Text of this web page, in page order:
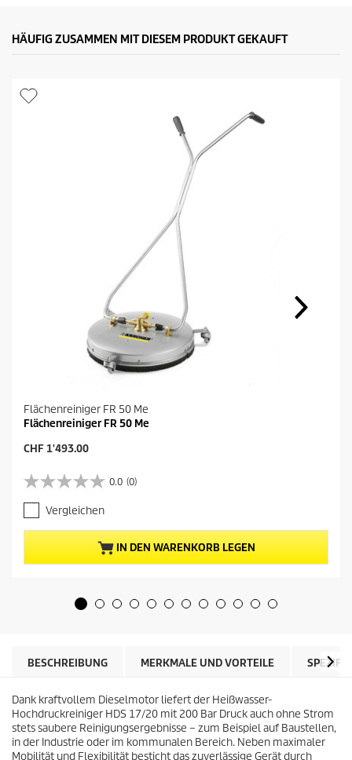
HÄUFIG ZUSAMMEN MIT DIESEM PRODUKT GEKAUFT
Flächenreiniger FR 50 Me
Flächenreiniger FR 50 Me
A
t
u
e
l
l
e
r
e
r
o
d
u
CHF 1'493.00
0.0 (0)
0
.
0
v
o
n
e
Vergleichen
IN DEN WARENKORB LEGEN
BESCHREIBUNG MERKMALE UND VORTEILE
Dank kraftvollem Dieselmotor liefert der Heißwasser-
Hochdruckreiniger HDS 17/20 mit 200 Bar Druck auch ohne Strom
stets saubere Reinigungsergebnisse – zum Beispiel auf Baustellen,
in der Industrie oder im kommunalen Bereich. Neben maximaler
Mobilität und Flexibilität besticht das zuverlässige Gerät durch